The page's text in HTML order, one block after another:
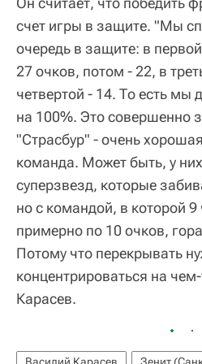
счет игры в защите. "Мы
очередь в защите: в
27 очков, потом - 22, в
четвертой - 14. То есть мы
на 100%. Это совершенно
"Страсбур" - очень
команда. Может быть, у них
суперзвезд, которые
но с командой, в которой
примерно по 10 очков,
Потому что перекрывать
концентрироваться на
Карасев.
Василий Карасев
Зенит